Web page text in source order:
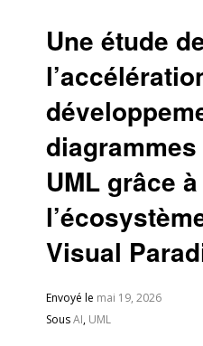
Une étude
UML grâce à
Visual
Envoyé le mai 19, 2026
SousAI, UML